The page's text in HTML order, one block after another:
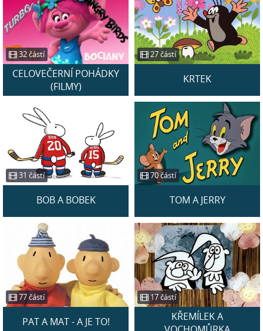
32 částí
CELOVEČERNÍ POHÁDKY
(FILMY)
27 částí
KRTEK
31 částí
BOB A BOBEK
70 částí
TOM A JERRY
77 částí
PAT A MAT - A JE TO!
17 částí
KŘEMÍLEK A